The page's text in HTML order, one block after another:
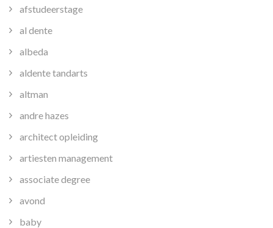
afstudeerstage
al dente
albeda
aldente tandarts
altman
andre hazes
architect opleiding
artiesten management
associate degree
avond
baby